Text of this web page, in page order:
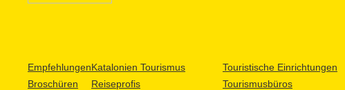
Empfehlungen
Broschüren
Katalonien Tourismus
Reiseprofis
Touristische Einrichtungen
Tourismusbüros